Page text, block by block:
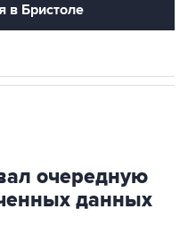
в Бристоле
очередную
данных